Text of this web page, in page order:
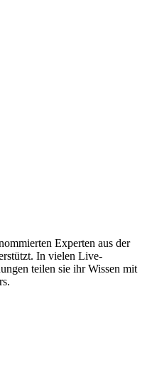
Experten aus der
In vielen Live-
teilen sie ihr Wissen mit